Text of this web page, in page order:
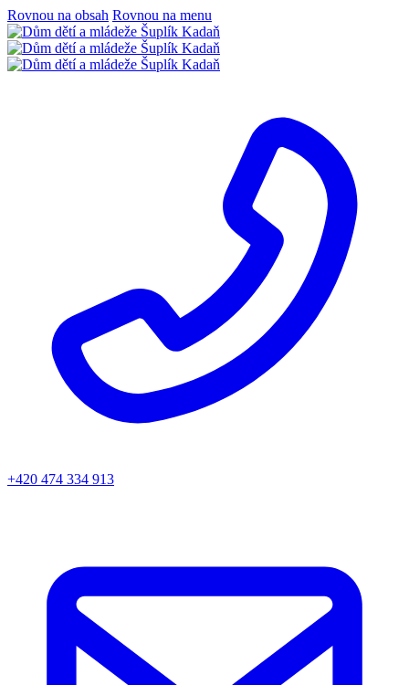
Rovnou na obsah Rovnou na menu
+420 474 334 913